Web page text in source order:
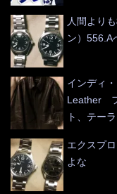
人間より
ン）556.A
インディ
Leather
ト、テー
エクスプ
よな